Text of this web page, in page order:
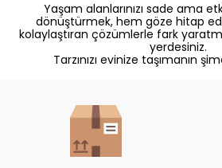
Yaşam alanlarınızı sade ama
dönüştürmek, hem göze hitap
kolaylaştıran çözümlerle fark
yerdesiniz.
Tarzınızı evinize taşımanın